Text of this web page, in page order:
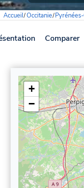
Accueil/Occitanie/
Comparer
+
−